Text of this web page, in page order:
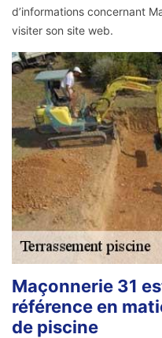
d’informations concernant
visiter son site web.
Maçonnerie 31
référence en
de piscine